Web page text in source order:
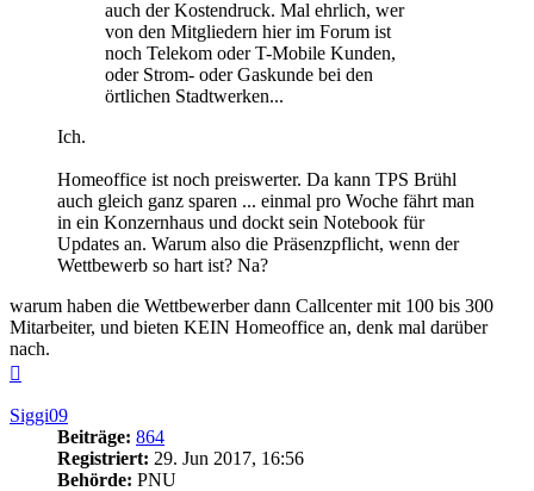
auch der Kostendruck. Mal ehrlich, wer
von den Mitgliedern hier im Forum ist
noch Telekom oder T-Mobile Kunden,
oder Strom- oder Gaskunde bei den
örtlichen Stadtwerken...
Ich.
Homeoffice ist noch preiswerter. Da kann TPS Brühl
auch gleich ganz sparen ... einmal pro Woche fährt man
in ein Konzernhaus und dockt sein Notebook für
Updates an. Warum also die Präsenzpflicht, wenn der
Wettbewerb so hart ist? Na?
warum haben die Wettbewerber dann Callcenter mit 100 bis 300
Mitarbeiter, und bieten KEIN Homeoffice an, denk mal darüber
nach.
Siggi09
Beiträge: 864
Registriert: 29. Jun 2017, 16:56
Behörde: PNU